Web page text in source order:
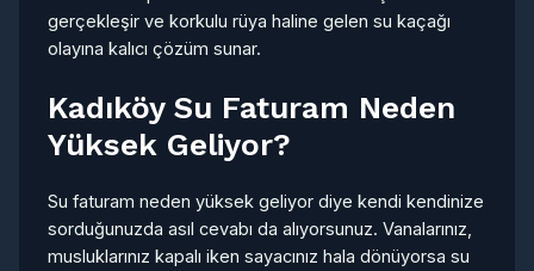
gerçekleşir ve korkulu rüya haline gelen su kaçağı
olayına kalıcı çözüm sunar.
Kadıköy Su Faturam Neden
Yüksek Geliyor?
Su faturam neden yüksek geliyor diye kendi kendinize
sorduğunuzda asıl cevabı da alıyorsunuz. Vanalarınız,
musluklarınız kapalı iken sayacınız hala dönüyorsa su